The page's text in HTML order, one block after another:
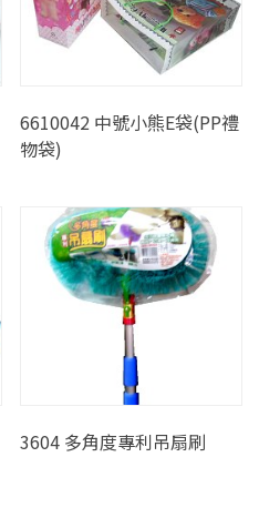
6610042 中號小熊E袋(PP禮
物袋)
3604 多角度專利吊扇刷